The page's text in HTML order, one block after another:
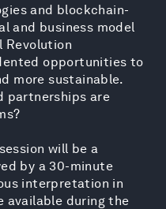
and blockchain-
and business model
Revolution
opportunities to
more sustainable.
partnerships are
will be a
by a 30-minute
interpretation in
available during the